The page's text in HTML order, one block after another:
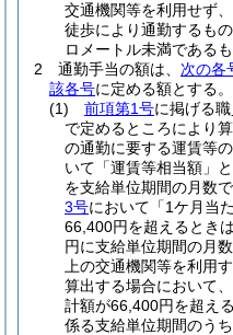
交通機関等を利用せず
徒歩により通勤するも
ロメートル未満である
2
通勤手当の額は、 次の各
該各号に定める額とする。
(1)
前項第1号に掲げる
で定めるところにより
の通勤に要する運賃等
いて「運賃等相当額」
を支給単位期間の月数
3号において「1ケ月当
66,400円を超えるとき
円に支給単位期間の月
上の交通機関等を利用
算出する場合において
計額が66,400円を超え
係る支給単位期間のう